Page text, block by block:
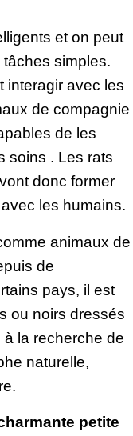
et on peut
simples.
interagir avec les
de compagnie
de les
soins . Les rats
donc former
les humains.
animaux de
de
pays, il est
ou noirs dressés
la recherche de
naturelle,
petite